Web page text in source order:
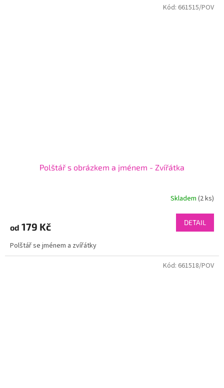
Polštář s obrázkem a jménem - Zvířátka
Skladem (2 ks)
od 179 Kč DETAIL
Polštář se jménem a zvířátky
Kód: 661515/POV
Kód: 661518/POV